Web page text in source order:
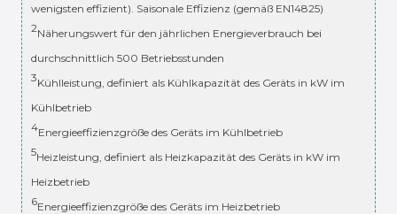
wenigsten effizient). Saisonale Effizienz (gemäß EN14825)
2Näherungswert für den jährlichen Energieverbrauch bei
durchschnittlich 500 Betriebsstunden
3Kühlleistung, definiert als Kühlkapazität des Geräts in kW im
Kühlbetrieb
4Energieeffizienzgröße des Geräts im Kühlbetrieb
5Heizleistung, definiert als Heizkapazität des Geräts in kW im
Heizbetrieb
6Energieeffizienzgröße des Geräts im Heizbetrieb